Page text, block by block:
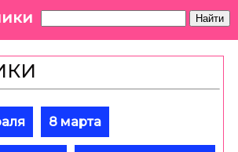
Найти
8 марта